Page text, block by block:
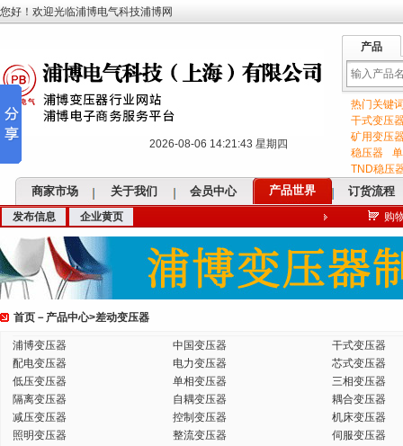
您好！欢迎光临浦博电气科技浦博网
2026-08-06 14:21:44 星期四
产品
输
键
热门关键
干式变压
矿用变压
稳压器
TND稳压
商家市场 关于我们 会员中心 产品世界 订货流程
发布信息 企业黄页 购
首页 － 产品中心>差动变压器
浦博变压器 中国变压器
干式变压器
配电变压器
电力变压器
芯式变压器
低压变压器
单相变压器
三相变压器
隔离变压器
自耦变压器
耦合变压器
减压变压器
控制变压器
机床变压器
照明变压器
整流变压器
伺服变压器